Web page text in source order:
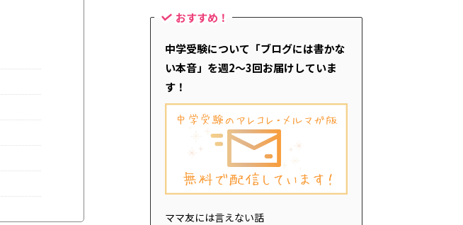
おすすめ！
中学受験について「ブログには書かな
い本音」を週2～3回お届けしていま
す！
ママ友には言えない話